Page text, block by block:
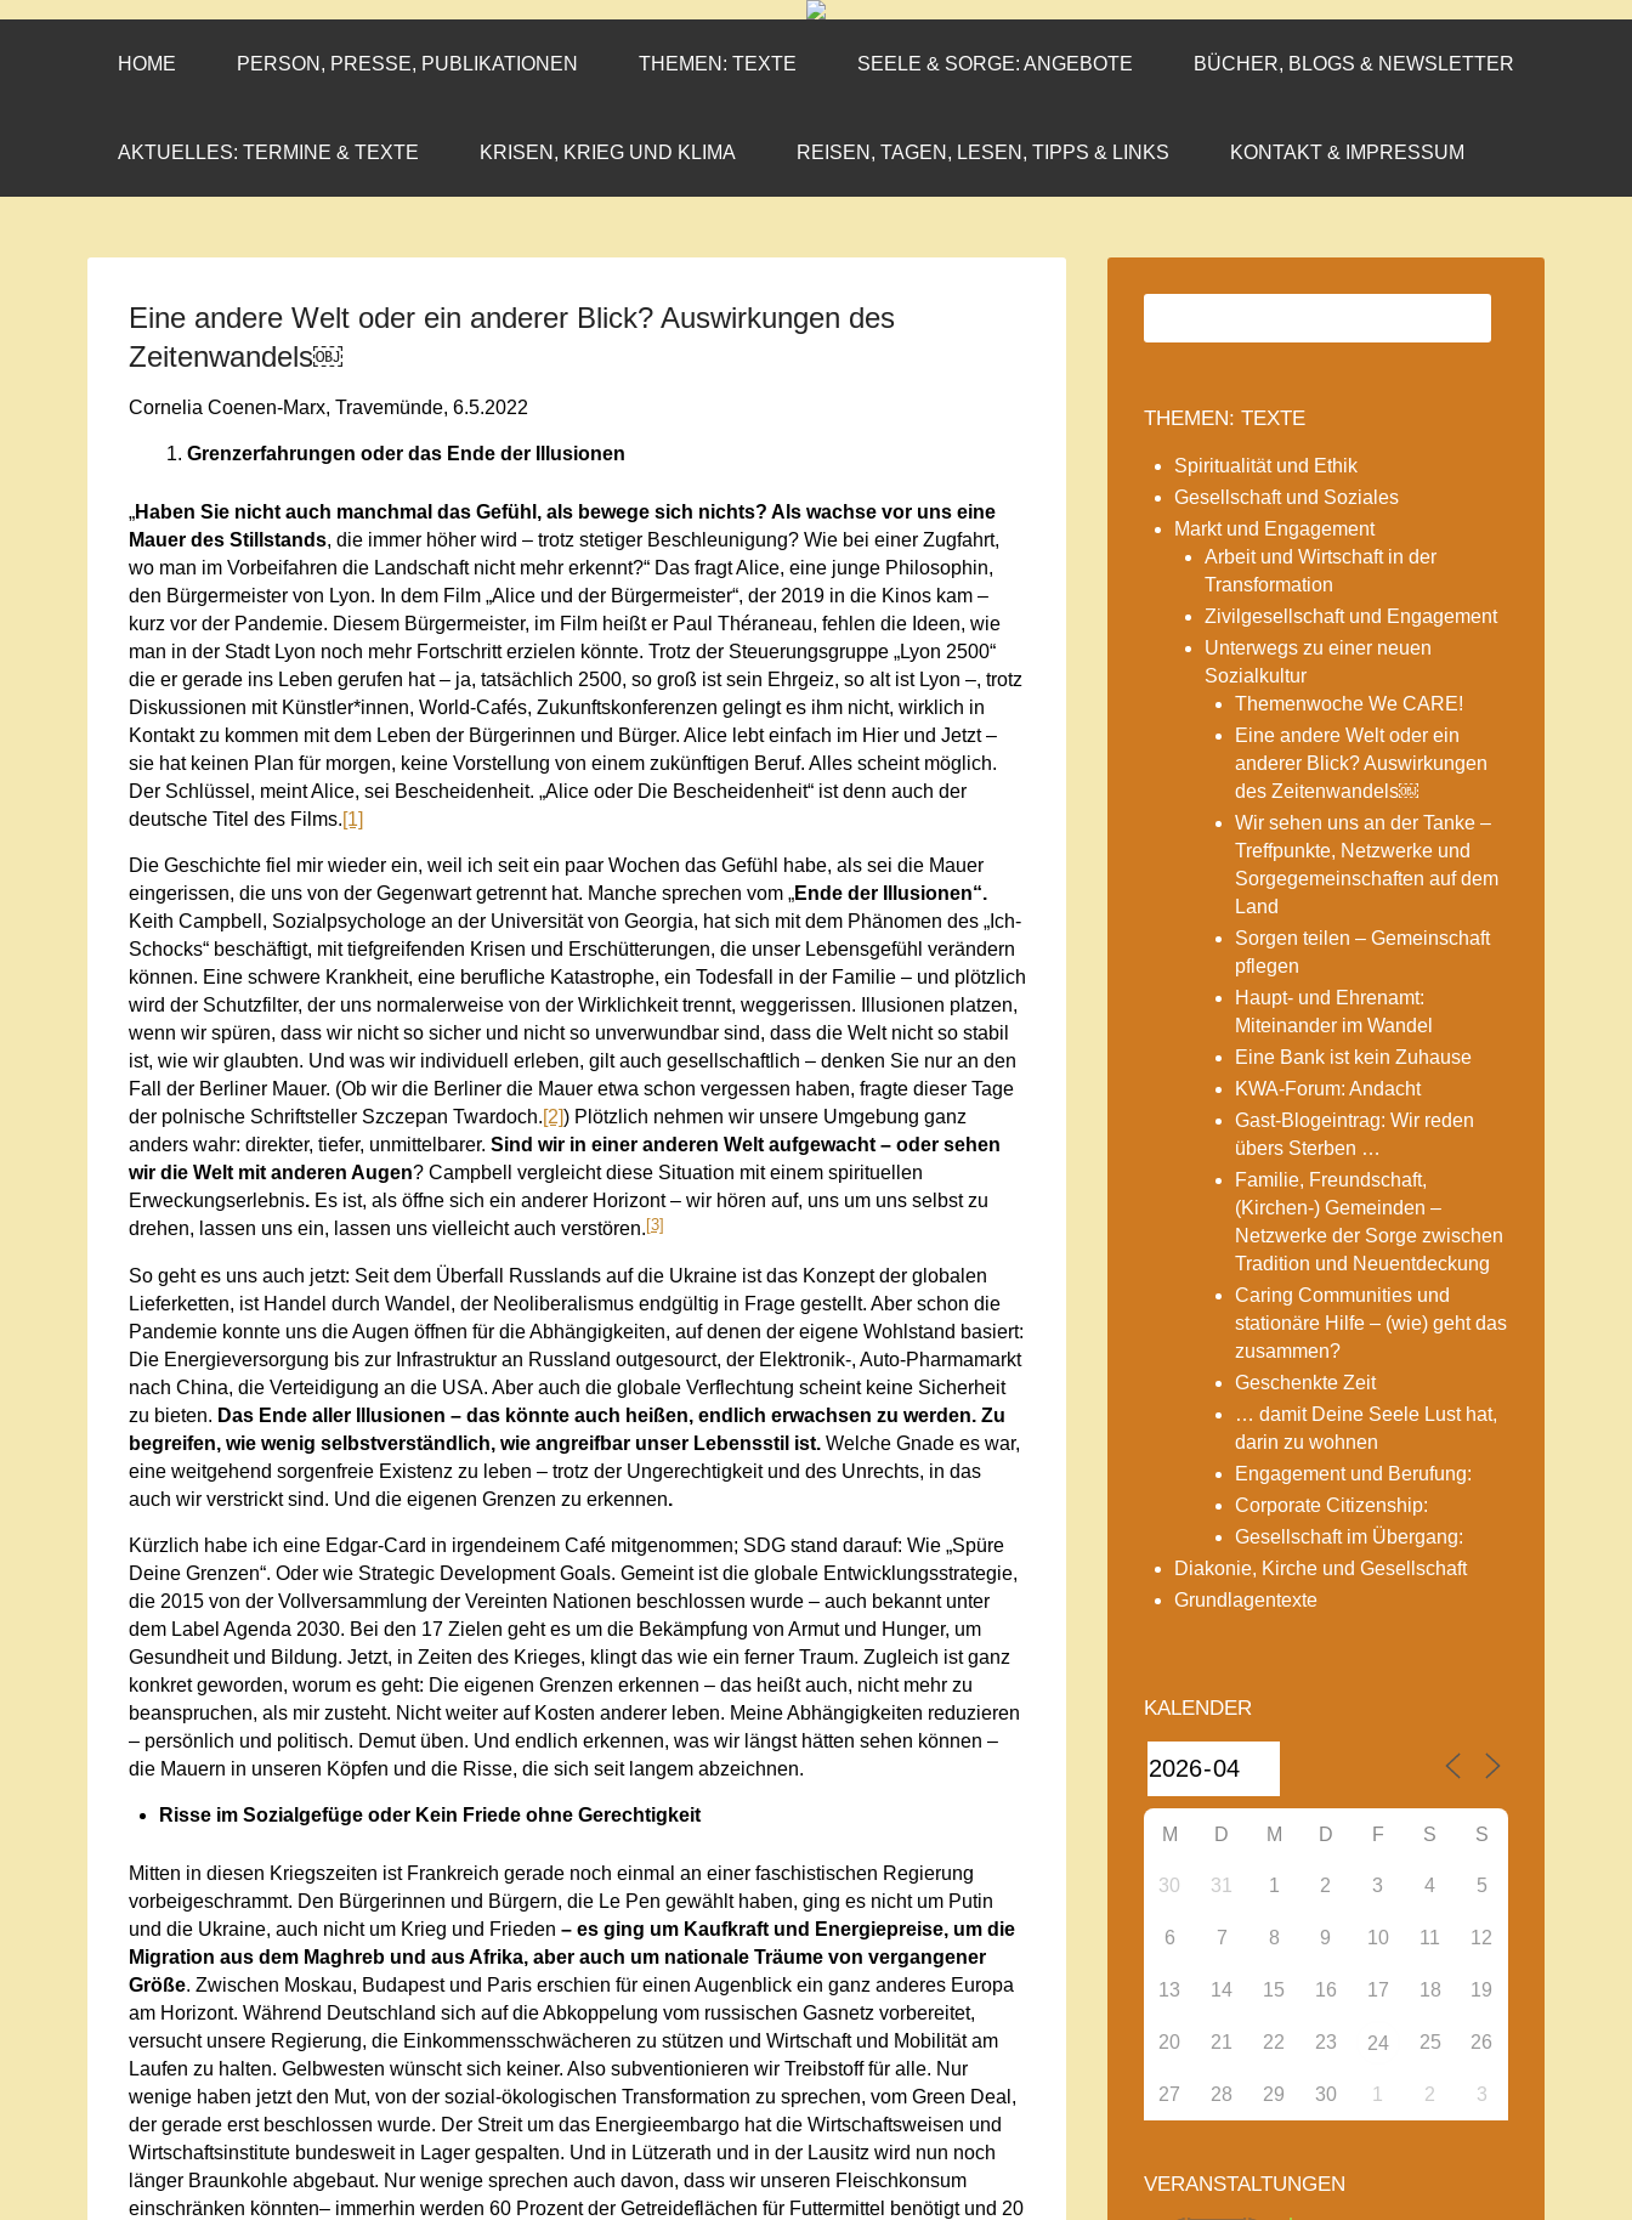
CORNELIA COENEN-MARX
»ENGAGEMENT MIT PROFIL«
HOME PERSON, PRESSE, PUBLIKATIONEN THEMEN: TEXTE SEELE & SORGE: ANGEBOTE BÜCHER, BLOGS & NEWSLETTER
AKTUELLES: TERMINE & TEXTE KRISEN, KRIEG UND KLIMA REISEN, TAGEN, LESEN, TIPPS & LINKS KONTAKT & IMPRESSUM
Eine andere Welt oder ein anderer Blick? Auswirkungen des
Zeitenwandels￼
Cornelia Coenen-Marx, Travemünde, 6.5.2022
Grenzerfahrungen oder das Ende der Illusionen
„Haben Sie nicht auch manchmal das Gefühl, als bewege sich nichts? Als wachse vor uns eine
Mauer des Stillstands, die immer höher wird – trotz stetiger Beschleunigung? Wie bei einer Zugfahrt,
wo man im Vorbeifahren die Landschaft nicht mehr erkennt?“ Das fragt Alice, eine junge Philosophin,
den Bürgermeister von Lyon. In dem Film „Alice und der Bürgermeister“, der 2019 in die Kinos kam –
kurz vor der Pandemie. Diesem Bürgermeister, im Film heißt er Paul Théraneau, fehlen die Ideen, wie
man in der Stadt Lyon noch mehr Fortschritt erzielen könnte. Trotz der Steuerungsgruppe „Lyon 2500“
die er gerade ins Leben gerufen hat – ja, tatsächlich 2500, so groß ist sein Ehrgeiz, so alt ist Lyon –, trotz
Diskussionen mit Künstler*innen, World-Cafés, Zukunftskonferenzen gelingt es ihm nicht, wirklich in
Kontakt zu kommen mit dem Leben der Bürgerinnen und Bürger. Alice lebt einfach im Hier und Jetzt –
sie hat keinen Plan für morgen, keine Vorstellung von einem zukünftigen Beruf. Alles scheint möglich.
Der Schlüssel, meint Alice, sei Bescheidenheit. „Alice oder Die Bescheidenheit“ ist denn auch der
deutsche Titel des Films.[1]
Die Geschichte fiel mir wieder ein, weil ich seit ein paar Wochen das Gefühl habe, als sei die Mauer
eingerissen, die uns von der Gegenwart getrennt hat. Manche sprechen vom „Ende der Illusionen“.
Keith Campbell, Sozialpsychologe an der Universität von Georgia, hat sich mit dem Phänomen des „Ich-
Schocks“ beschäftigt, mit tiefgreifenden Krisen und Erschütterungen, die unser Lebensgefühl verändern
können. Eine schwere Krankheit, eine berufliche Katastrophe, ein Todesfall in der Familie – und plötzlich
wird der Schutzfilter, der uns normalerweise von der Wirklichkeit trennt, weggerissen. Illusionen platzen,
wenn wir spüren, dass wir nicht so sicher und nicht so unverwundbar sind, dass die Welt nicht so stabil
ist, wie wir glaubten. Und was wir individuell erleben, gilt auch gesellschaftlich – denken Sie nur an den
Fall der Berliner Mauer. (Ob wir die Berliner die Mauer etwa schon vergessen haben, fragte dieser Tage
der polnische Schriftsteller Szczepan Twardoch.[2]) Plötzlich nehmen wir unsere Umgebung ganz
anders wahr: direkter, tiefer, unmittelbarer. Sind wir in einer anderen Welt aufgewacht – oder sehen
wir die Welt mit anderen Augen? Campbell vergleicht diese Situation mit einem spirituellen
Erweckungserlebnis. Es ist, als öffne sich ein anderer Horizont – wir hören auf, uns um uns selbst zu
drehen, lassen uns ein, lassen uns vielleicht auch verstören. [3]
So geht es uns auch jetzt: Seit dem Überfall Russlands auf die Ukraine ist das Konzept der globalen
Lieferketten, ist Handel durch Wandel, der Neoliberalismus endgültig in Frage gestellt. Aber schon die
Pandemie konnte uns die Augen öffnen für die Abhängigkeiten, auf denen der eigene Wohlstand basiert:
Die Energieversorgung bis zur Infrastruktur an Russland outgesourct, der Elektronik-, Auto-Pharmamarkt
nach China, die Verteidigung an die USA. Aber auch die globale Verflechtung scheint keine Sicherheit
zu bieten. Das Ende aller Illusionen – das könnte auch heißen, endlich erwachsen zu werden. Zu
begreifen, wie wenig selbstverständlich, wie angreifbar unser Lebensstil ist. Welche Gnade es war,
eine weitgehend sorgenfreie Existenz zu leben – trotz der Ungerechtigkeit und des Unrechts, in das
auch wir verstrickt sind. Und die eigenen Grenzen zu erkennen.
Kürzlich habe ich eine Edgar-Card in irgendeinem Café mitgenommen; SDG stand darauf: Wie „Spüre
Deine Grenzen“. Oder wie Strategic Development Goals. Gemeint ist die globale Entwicklungsstrategie,
die 2015 von der Vollversammlung der Vereinten Nationen beschlossen wurde – auch bekannt unter
dem Label Agenda 2030. Bei den 17 Zielen geht es um die Bekämpfung von Armut und Hunger, um
Gesundheit und Bildung. Jetzt, in Zeiten des Krieges, klingt das wie ein ferner Traum. Zugleich ist ganz
konkret geworden, worum es geht: Die eigenen Grenzen erkennen – das heißt auch, nicht mehr zu
beanspruchen, als mir zusteht. Nicht weiter auf Kosten anderer leben. Meine Abhängigkeiten reduzieren
– persönlich und politisch. Demut üben. Und endlich erkennen, was wir längst hätten sehen können –
die Mauern in unseren Köpfen und die Risse, die sich seit langem abzeichnen.
Risse im Sozialgefüge oder Kein Friede ohne Gerechtigkeit
Mitten in diesen Kriegszeiten ist Frankreich gerade noch einmal an einer faschistischen Regierung
vorbeigeschrammt. Den Bürgerinnen und Bürgern, die Le Pen gewählt haben, ging es nicht um Putin
und die Ukraine, auch nicht um Krieg und Frieden – es ging um Kaufkraft und Energiepreise, um die
Migration aus dem Maghreb und aus Afrika, aber auch um nationale Träume von vergangener
Größe. Zwischen Moskau, Budapest und Paris erschien für einen Augenblick ein ganz anderes Europa
am Horizont. Während Deutschland sich auf die Abkoppelung vom russischen Gasnetz vorbereitet,
versucht unsere Regierung, die Einkommensschwächeren zu stützen und Wirtschaft und Mobilität am
Laufen zu halten. Gelbwesten wünscht sich keiner. Also subventionieren wir Treibstoff für alle. Nur
wenige haben jetzt den Mut, von der sozial-ökologischen Transformation zu sprechen, vom Green Deal,
der gerade erst beschlossen wurde. Der Streit um das Energieembargo hat die Wirtschaftsweisen und
Wirtschaftsinstitute bundesweit in Lager gespalten. Und in Lützerath und in der Lausitz wird nun noch
länger Braunkohle abgebaut. Nur wenige sprechen auch davon, dass wir unseren Fleischkonsum
einschränken könnten– immerhin werden 60 Prozent der Getreideflächen für Futtermittel benötigt und 20
THEMEN: TEXTE
Spiritualität und Ethik
Gesellschaft und Soziales
Markt und Engagement
Arbeit und Wirtschaft in der
Transformation
Zivilgesellschaft und Engagement
Unterwegs zu einer neuen
Sozialkultur
Themenwoche We CARE!
Eine andere Welt oder ein
anderer Blick? Auswirkungen
des Zeitenwandels￼
Wir sehen uns an der Tanke –
Treffpunkte, Netzwerke und
Sorgegemeinschaften auf dem
Land
Sorgen teilen – Gemeinschaft
pflegen
Haupt- und Ehrenamt:
Miteinander im Wandel
Eine Bank ist kein Zuhause
KWA-Forum: Andacht
Gast-Blogeintrag: Wir reden
übers Sterben …
Familie, Freundschaft,
(Kirchen-) Gemeinden –
Netzwerke der Sorge zwischen
Tradition und Neuentdeckung
Caring Communities und
stationäre Hilfe – (wie) geht das
zusammen?
Geschenkte Zeit
… damit Deine Seele Lust hat,
darin zu wohnen
Engagement und Berufung:
Corporate Citizenship:
Gesellschaft im Übergang:
Diakonie, Kirche und Gesellschaft
Grundlagentexte
KALENDER
M D M D F S S
30 31 1 2 3 4 5
6 7 8 9 10 11 12
13 14 15 16 17 18 19
20 21 22 23 24 25 26
27 28 29 30 1 2 3
VERANSTALTUNGEN